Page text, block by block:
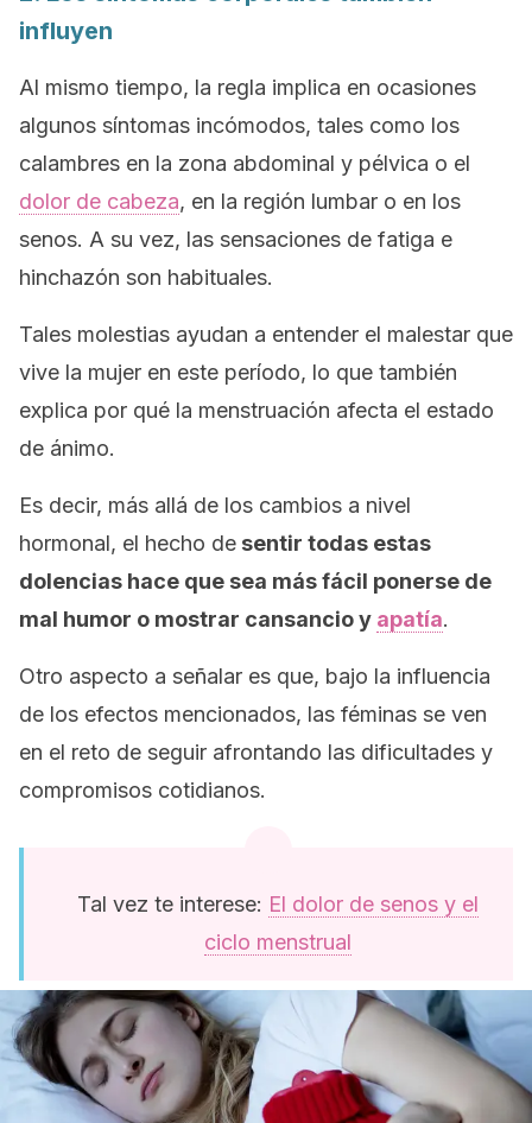
influyen
Al mismo tiempo, la regla implica en ocasiones
algunos síntomas incómodos, tales como los
calambres en la zona abdominal y pélvica o el
dolor de cabeza, en la región lumbar o en los
senos. A su vez, las sensaciones de fatiga e
hinchazón son habituales.
Tales molestias ayudan a entender el malestar que
vive la mujer en este período, lo que también
explica por qué la menstruación afecta el estado
de ánimo.
Es decir, más allá de los cambios a nivel
hormonal, el hecho de sentir todas estas
dolencias hace que sea más fácil ponerse de
mal humor o mostrar cansancio y apatía.
Otro aspecto a señalar es que, bajo la influencia
de los efectos mencionados, las féminas se ven
en el reto de seguir afrontando las dificultades y
compromisos cotidianos.
Tal vez te interese: El dolor de senos y el
ciclo menstrual